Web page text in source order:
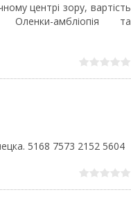
центрі зору, вартість
амбліопія та
5168 7573 2152 5604